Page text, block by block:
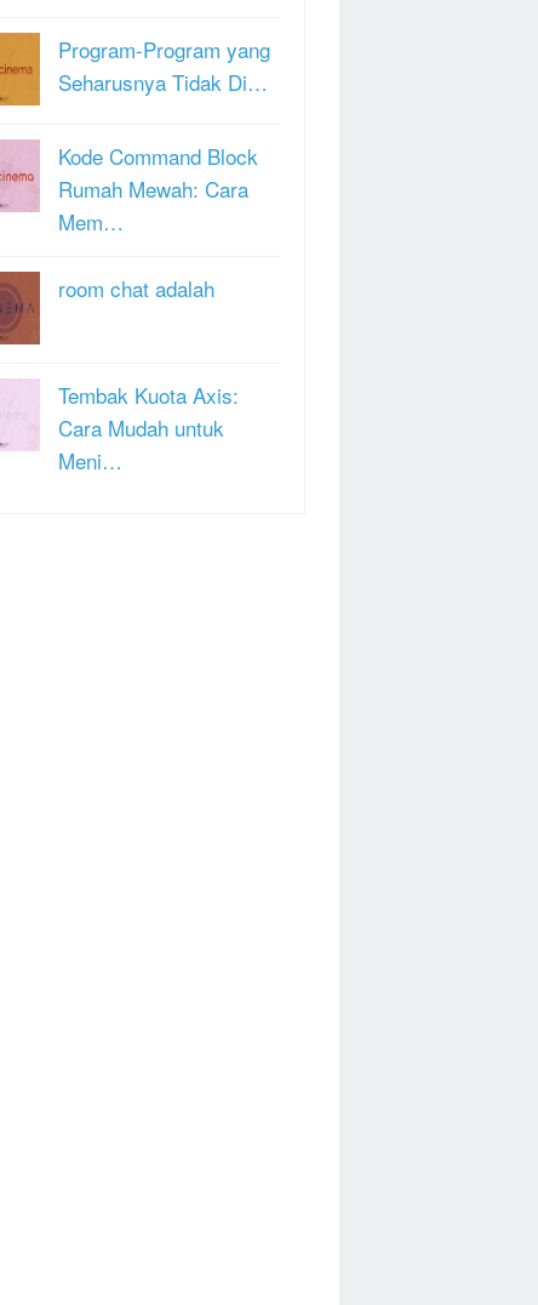
Program-Program yang
Seharusnya Tidak Di…
Kode Command Block
Rumah Mewah: Cara
Mem…
room chat adalah
Tembak Kuota Axis:
Cara Mudah untuk
Meni…